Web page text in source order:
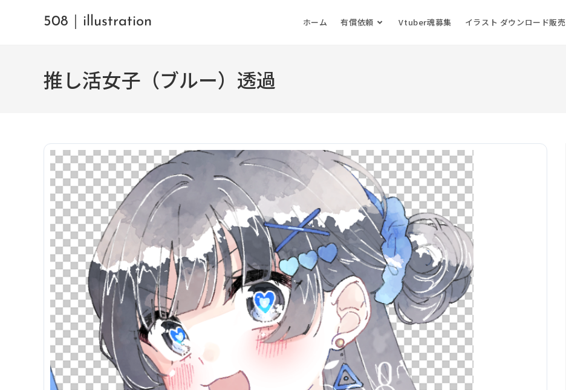
508｜illustration ホーム 有償依頼 Vtuber魂募集 イラスト ダウンロード販売
推し活女子（ブルー）透過